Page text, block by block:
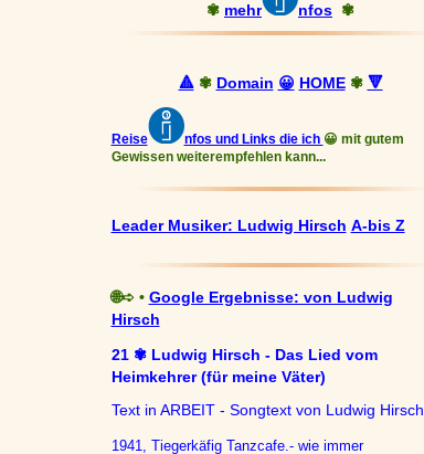
✾ mehr nfos ✾
🔺✾ Domain 😀 HOME✾ 🔻
Reise nfos und Links die ich 😀 mit gutem
Gewissen weiterempfehlen kann...
Leader Musiker: Ludwig Hirsch A-bis Z
🌐➪ • Google Ergebnisse: von Ludwig
Hirsch
21 ✾ Ludwig Hirsch - Das Lied vom
Heimkehrer (für meine Väter)
Text in ARBEIT - Songtext von Ludwig Hirsch
1941, Tiegerkäfig Tanzcafe.- wie immer